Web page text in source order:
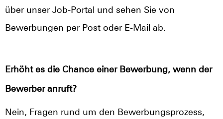
über unser Job-Portal und sehen Sie von
Bewerbungen per Post oder E-Mail ab.
Erhöht es die Chance einer Bewerbung, wenn der
Bewerber anruft?
Nein, Fragen rund um den Bewerbungsprozess,